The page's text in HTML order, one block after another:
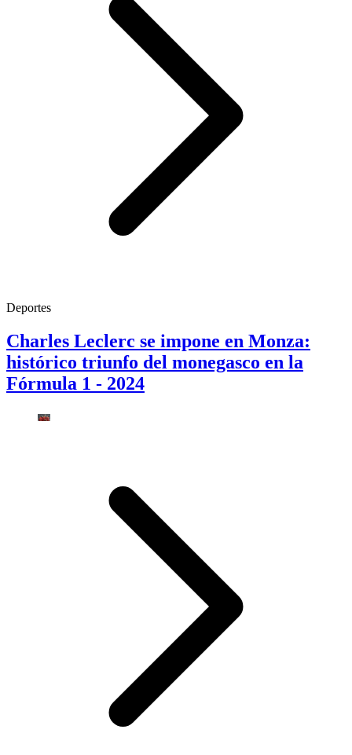
Deportes
Charles Leclerc se impone en Monza:
histórico triunfo del monegasco en la
Fórmula 1 - 2024